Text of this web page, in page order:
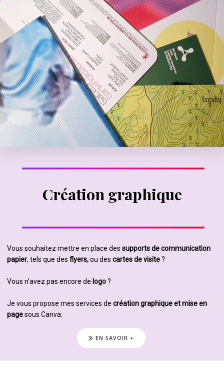
Création graphique
Vous souhaitez mettre en place des supports de communication
papier, tels que des flyers,ou des cartes de visite?
Vous n’avez pas encore de logo?
Je vous propose mes services de création graphique et mise en
pagesous Canva.
EN SAVOIR +